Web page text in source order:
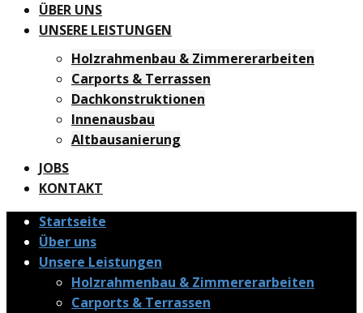
ÜBER UNS
UNSERE LEISTUNGEN
Holzrahmenbau & Zimmererarbeiten
Carports & Terrassen
Dachkonstruktionen
Innenausbau
Altbausanierung
JOBS
KONTAKT
Startseite
Über uns
Unsere Leistungen
Holzrahmenbau & Zimmererarbeiten
Carports & Terrassen